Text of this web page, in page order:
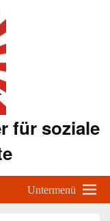
für soziale
Untermenü